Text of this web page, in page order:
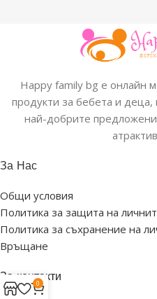
Happy family bg е онлайн
продукти за бебета и
най-добрите
За Нас
Общи условия
Политика за защита на
Политика за съхранение на
Връщане
За контакти
0